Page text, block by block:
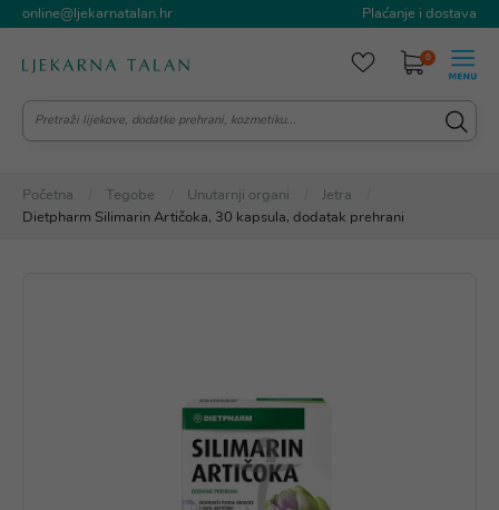
online@ljekarnatalan.hr Plaćanje i dostava
0
Početna Tegobe Unutarnji organi
Jetra
Dietpharm Silimarin Artičoka, 30 kapsula, dodatak prehrani